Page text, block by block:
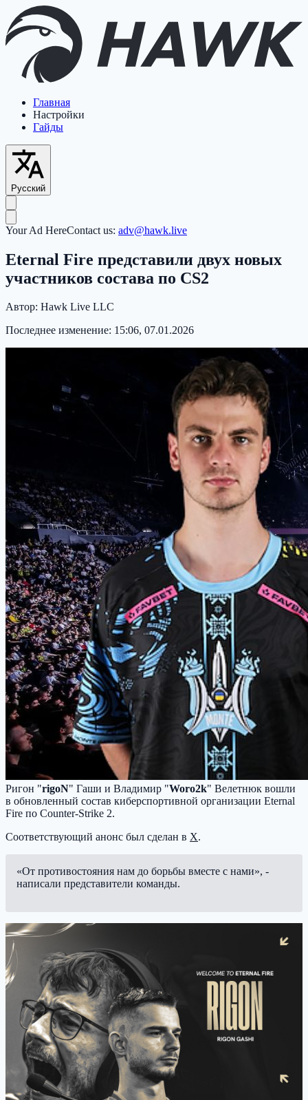
Главная
Настройки
Гайды
Русский
Your Ad HereContact us: adv@hawk.live
Eternal Fire представили двух новых
участников состава по CS2
Автор: Hawk Live LLC
Последнее изменение: 15:06, 07.01.2026
Ригон "rigoN" Гаши и Владимир "⁠Woro2k" Велетнюк вошли
в обновленный состав киберспортивной организации Eternal
Fire по Counter-Strike 2.
Соответствующий анонс был сделан в X.
«От противостояния нам до борьбы вместе с нами», -
написали представители команды.